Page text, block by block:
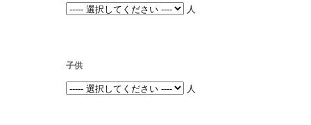
人
子供
人